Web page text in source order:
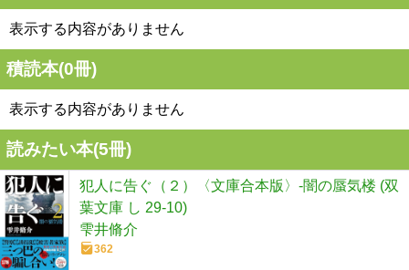
表示する内容がありません
積読本(0冊)
表示する内容がありません
読みたい本(5冊)
犯人に告ぐ（２）〈文庫合本版〉-闇の蜃気楼 (双
葉文庫 し 29-10)
雫井脩介
362